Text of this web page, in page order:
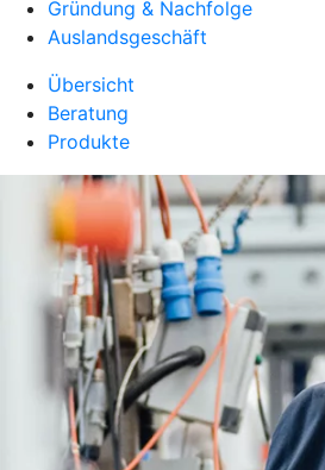
Gründung & Nachfolge
Auslandsgeschäft
Übersicht
Beratung
Produkte